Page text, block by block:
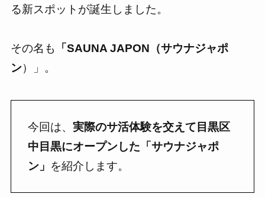
る新スポットが誕生しました。
その名も
「SAUNA JAPON（サウナジャポ
ン）」。
今回は、実際のサ活体験を交えて目黒区
中目黒にオープンした「サウナジャポ
ン 」 を紹介します。